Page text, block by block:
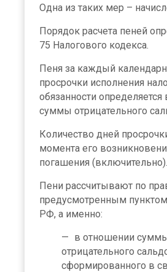
Одна из таких мер –
Порядок расчета пеней
75 Налогового кодекса.
Пеня за каждый
просрочки исполнения
обязанности определяется
суммы отрицательного
Количество дней
момента его
погашения (включительно).
Пени рассчитывают по
предусмотренным
РФ, а именно:
в отношении
отрицательного
сформированного в